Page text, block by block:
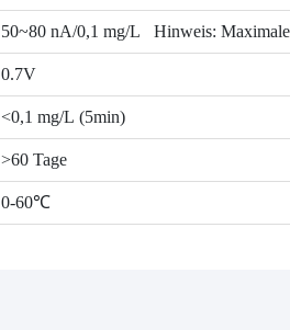
50~80 nA/0,1 mg/L Hinweis:
0.7V
<0,1 mg/L (5min)
>60 Tage
0-60℃